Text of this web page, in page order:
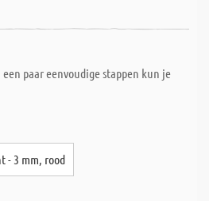
paar eenvoudige stappen kun je
- 3 mm, rood